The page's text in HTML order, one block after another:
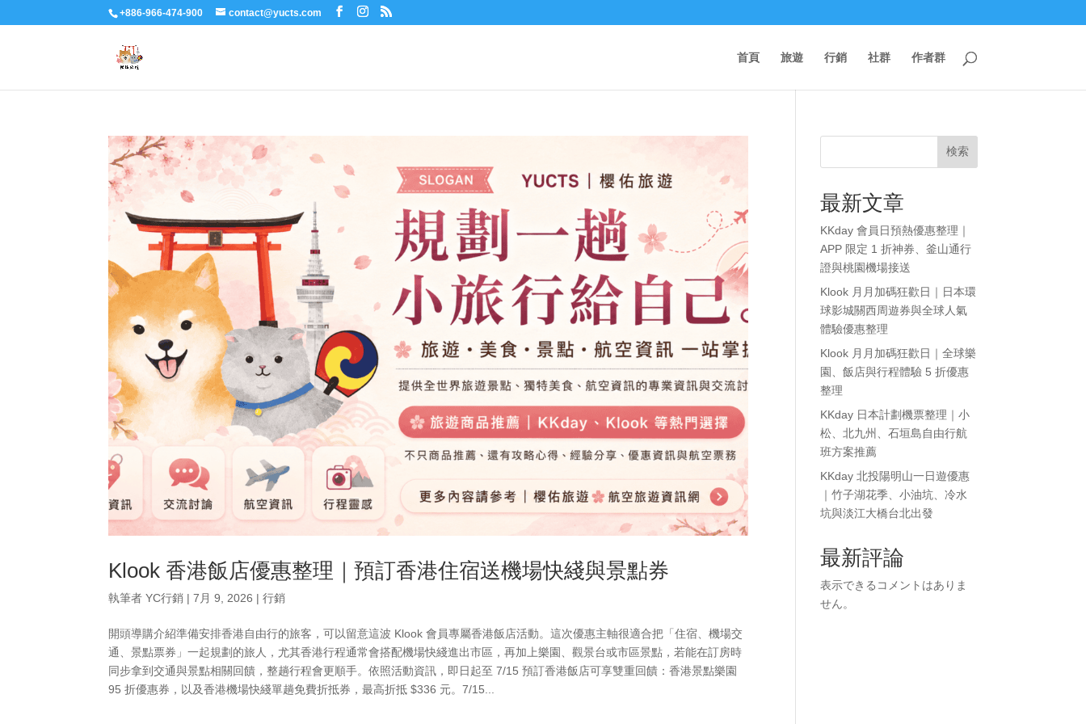
+886-966-474-900 contact@yucts.com
首頁 旅遊 行銷 社群 作者群
Klook 香港飯店優惠整理｜預訂香港住宿送機場快綫與景點券
執筆者YC行銷 |7月 9, 2026 |行銷
開頭導購介紹準備安排香港自由行的旅客，可以留意這波 Klook 會員專屬香港飯店活動。這次優惠主軸很適合把「住宿、機場交
通、景點票券」一起規劃的旅人，尤其香港行程通常會搭配機場快綫進出市區，再加上樂園、觀景台或市區景點，若能在訂房時
同步拿到交通與景點相關回饋，整趟行程會更順手。依照活動資訊，即日起至 7/15 預訂香港飯店可享雙重回饋：香港景點樂園
95 折優惠券，以及香港機場快綫單趟免費折抵券，最高折抵 $336 元。7/15...
検索
最新文章
KKday 會員日預熱優惠整理｜
APP 限定 1 折神券、釜山通行
證與桃園機場接送
Klook 月月加碼狂歡日｜日本環
球影城關西周遊券與全球人氣
體驗優惠整理
Klook 月月加碼狂歡日｜全球樂
園、飯店與行程體驗 5 折優惠
整理
KKday 日本計劃機票整理｜小
松、北九州、石垣島自由行航
班方案推薦
KKday 北投陽明山一日遊優惠
｜竹子湖花季、小油坑、冷水
坑與淡江大橋台北出發
最新評論
表示できるコメントはありま
せん。